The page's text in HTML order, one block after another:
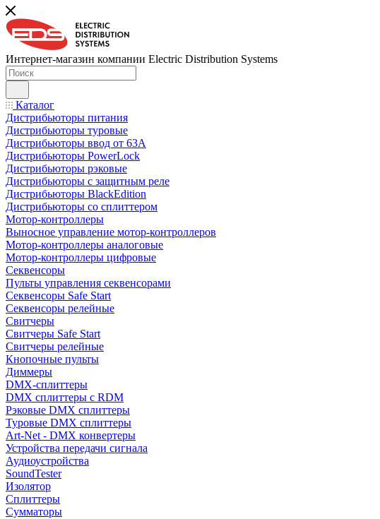
Интернет-магазин компании Electric Distribution Systems
Каталог
Дистрибьюторы питания
Дистрибьюторы туровые
Дистрибьюторы ввод от 63A
Дистрибьюторы PowerLock
Дистрибьюторы рэковые
Дистрибьюторы с защитным реле
Дистрибьюторы BlackEdition
Дистрибьюторы со сплиттером
Мотор-контроллеры
Выносное управление мотор-контроллеров
Мотор-контроллеры аналоговые
Мотор-контроллеры цифровые
Секвенсоры
Пульты управления секвенсорами
Секвенсоры Safe Start
Секвенсоры релейные
Свитчеры
Свитчеры Safe Start
Свитчеры релейные
Кнопочные пульты
Диммеры
DMX-сплиттеры
DMX сплиттеры с RDM
Рэковые DMX сплиттеры
Туровые DMX сплиттеры
Art-Net - DMX конвертеры
Устройства передачи сигнала
Аудиоустройства
SoundTester
Изолятор
Сплиттеры
Сумматоры